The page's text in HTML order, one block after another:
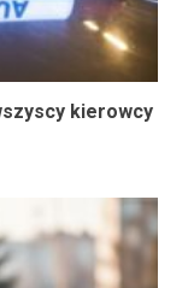
kierowcy